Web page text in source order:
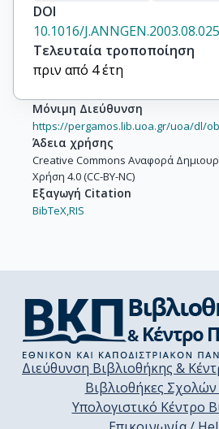
DOI
10.1016/J.ANNGEN.2003.08.025
Τελευταία τροποποίηση
πριν από 4 έτη
Μόνιμη Διεύθυνση
https://pergamos.lib.uoa.gr/uoa/dl/
Άδεια χρήσης
Creative Commons Αναφορά
Χρήση 4.0 (CC-BY-NC)
Εξαγωγή Citation
BibTeX,RIS
Διεύθυνση Βιβλιοθήκης &
Βιβλιοθήκες
Υπολογιστικό Κέντρο